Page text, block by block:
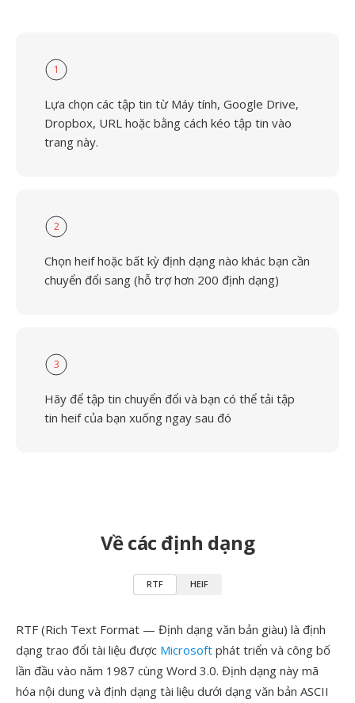
1
Lựa chọn các tập tin từ Máy tính, Google Drive,
Dropbox, URL hoặc bằng cách kéo tập tin vào
trang này.
2
Chọn heif hoặc bất kỳ định dạng nào khác bạn cần
chuyển đổi sang (hỗ trợ hơn 200 định dạng)
3
Hãy để tập tin chuyển đổi và bạn có thể tải tập
tin heif của bạn xuống ngay sau đó
Về các định dạng
RTF HEIF
RTF (Rich Text Format — Định dạng văn bản giàu) là định
dạng trao đổi tài liệu được Microsoft phát triển và công bố
lần đầu vào năm 1987 cùng Word 3.0. Định dạng này mã
hóa nội dung và định dạng tài liệu dưới dạng văn bản ASCII